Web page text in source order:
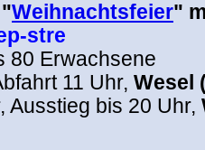
Weihnachtsfeier"
stre
80 Erwachsene
11 Uhr, Wesel
Ausstieg bis 20 Uhr,